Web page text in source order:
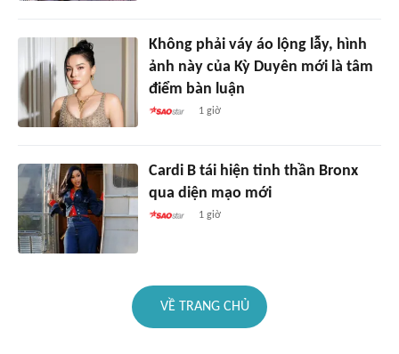
Không phải váy áo lộng lẫy, hình
ảnh này của Kỳ Duyên mới là tâm
điểm bàn luận
1 giờ
Cardi B tái hiện tinh thần Bronx
qua diện mạo mới
1 giờ
VỀ TRANG CHỦ